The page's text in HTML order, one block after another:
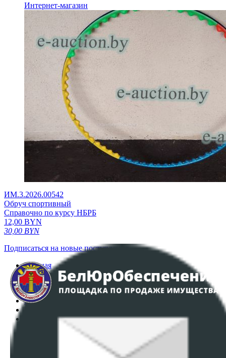
Интернет-магазин
ИМ.3.2026.00542
Обруч спортивный
Справочно по курсу НБРБ
12,00 BYN
30,00 BYN
Подписаться на новые поступления
Главная
Аукционы
Интернет-магазин
Регламент организации и проведения торгов
Политика в отношении обработки персональных
ПОЛОЖЕНИЕ О ПОЛИТИКЕ ОБРАБОТКИ COOKIE-